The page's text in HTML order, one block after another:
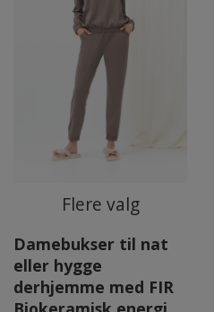
Flere valg
Damebukser til nat
eller hygge
derhjemme med FIR